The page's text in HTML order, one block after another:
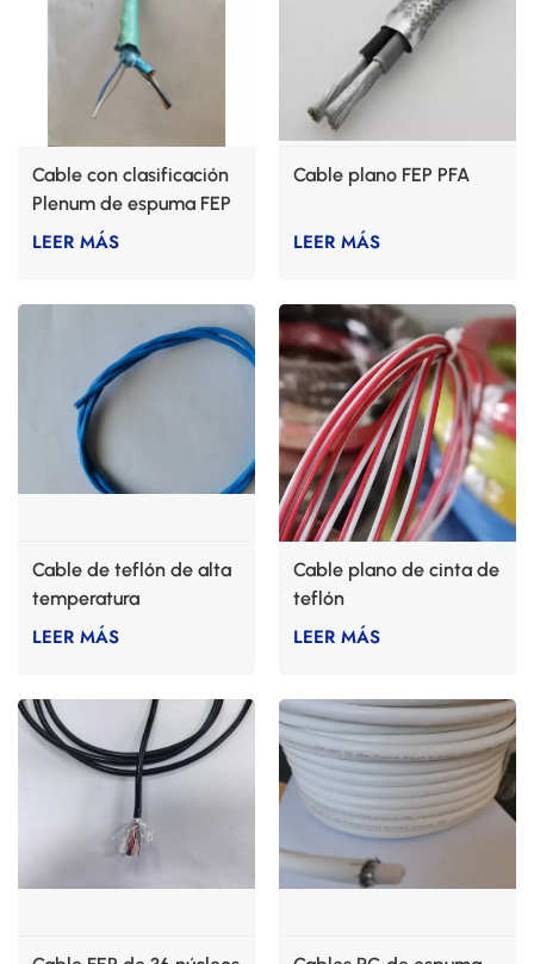
Cable con clasificación
Plenum de espuma FEP
LEER MÁS
Cable plano FEP PFA
LEER MÁS
Cable de teflón de alta
temperatura
LEER MÁS
Cable plano de cinta de
teflón
LEER MÁS